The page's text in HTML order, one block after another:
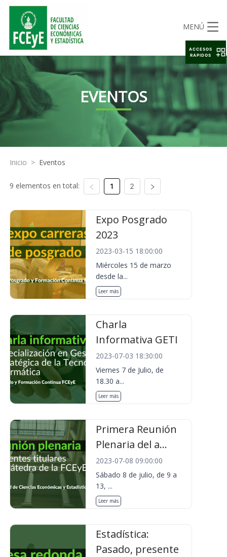
MENÚ
EVENTOS
Inicio > Eventos
9 elementos en total: 1 2
Expo Posgrado
2023
2023-03-15 18:00:00
Miércoles 15 de marzo
desde la...
Leer más
Charla
Informativa GETI
2023-07-03 18:30:00
Viernes 7 de Julio, de
18.30 a...
Leer más
Primera Reunión
Plenaria del a...
2023-07-08 09:00:00
Sábado 8 de julio, de 9 a
13, ...
Leer más
Estadística:
Pasado, presente
ACCESOS
RAPIDOS